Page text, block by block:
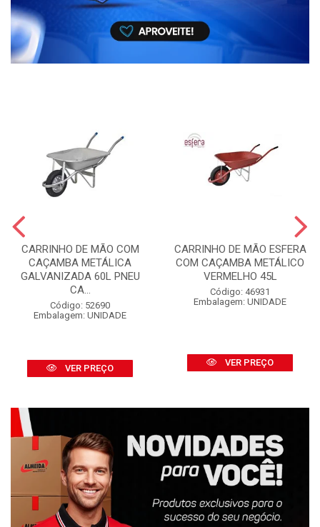
CARRINHO DE MÃO COM
CAÇAMBA METÁLICA
GALVANIZADA 60L PNEU
CA...
Código: 52690
Embalagem: UNIDADE
VER PREÇO
CARRINHO DE MÃO ESFERA
COM CAÇAMBA METÁLICO
VERMELHO 45L
Código: 46931
Embalagem: UNIDADE
VER PREÇO